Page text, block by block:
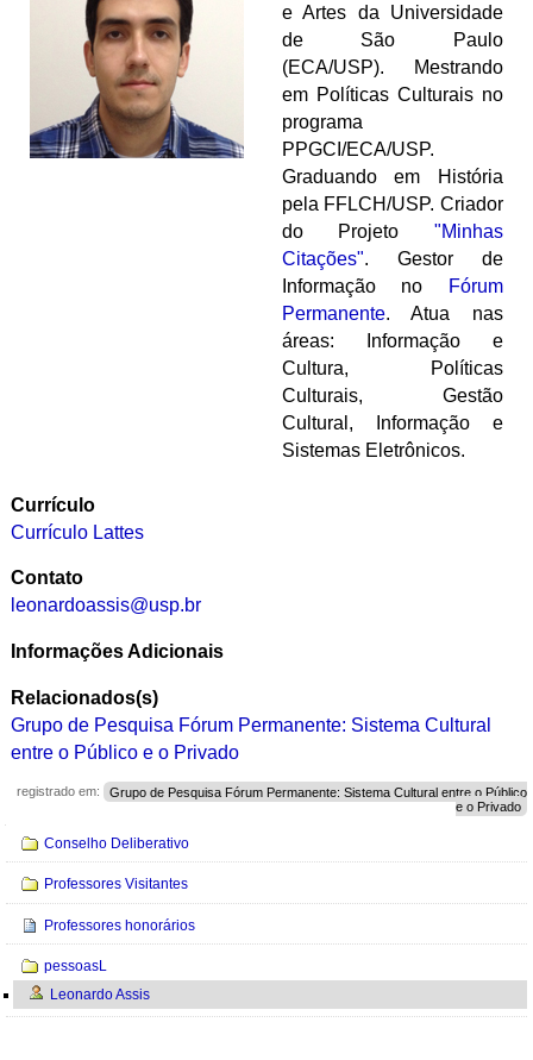
e Artes da Universidade
de São Paulo
(ECA/USP). Mestrando
em Políticas Culturais no
programa
PPGCI/ECA/USP.
Graduando em História
pela FFLCH/USP. Criador
do Projeto"Minhas
Citações". Gestor de
Informação no
Fórum
Permanente.Atua nas
áreas: Informação e
Cultura, Políticas
Culturais, Gestão
Cultural, Informação e
Sistemas Eletrônicos.
Currículo
Currículo Lattes
Contato
leonardoassis@usp.br
Informações Adicionais
Relacionados(s)
Grupo de Pesquisa Fórum Permanente: Sistema Cultural
entre o Público e o Privado
registrado em:
Grupo de Pesquisa Fórum Permanente: Sistema Cultural entre o Público
e o Privado
Navegação
Conselho Deliberativo
Professores Visitantes
Professores honorários
pessoasL
Leonardo Assis